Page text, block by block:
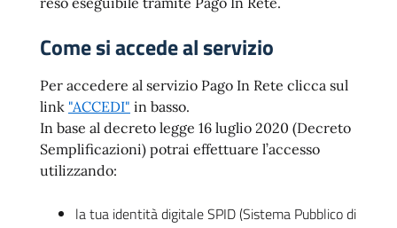
Come si accede al servizio
Per accedere al servizio Pago In Rete clicca sul
link "ACCEDI" in basso.
In base al decreto legge 16 luglio 2020 (Decreto
Semplificazioni) potrai effettuare l’accesso
utilizzando:
la tua identità digitale SPID (Sistema Pubblico di